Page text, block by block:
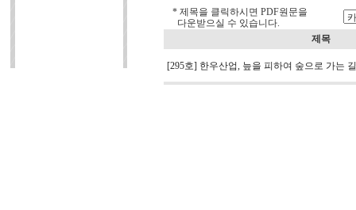
* 제목을 클릭하시면 PDF원문을
다운받으실 수 있습니다.
제목
[295호] 한우산업, 늪을 피하여 숲으로 가는 길